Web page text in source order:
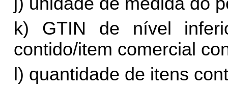
k) GTIN de nível
contido/item comercial
l) quantidade de itens